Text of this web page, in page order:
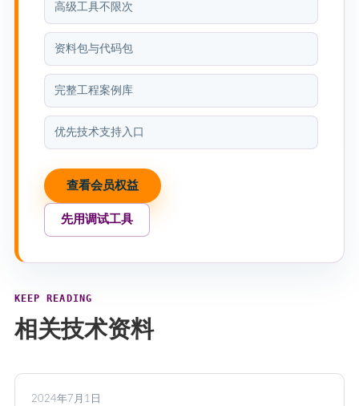
高级工具不限次
资料包与代码包
完整工程案例库
优先技术支持入口
查看会员权益
先用调试工具
KEEP READING
相关技术资料
2024年7月1日